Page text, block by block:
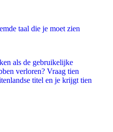
taal die je moet zien
als de gebruikelijke
verloren? Vraag tien
titel en je krijgt tien